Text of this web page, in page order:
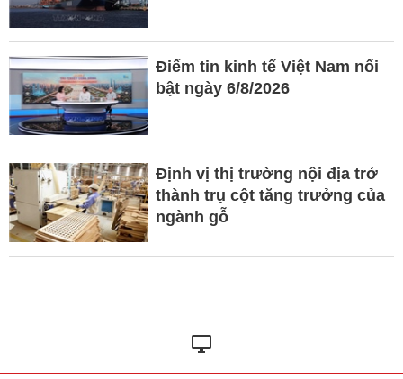
Điểm tin kinh tế Việt Nam nổi
bật ngày 6/8/2026
Định vị thị trường nội địa trở
thành trụ cột tăng trưởng của
ngành gỗ